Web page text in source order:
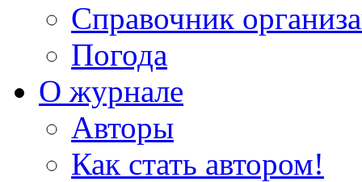
Справочник
Погода
О журнале
Авторы
Как стать автором!